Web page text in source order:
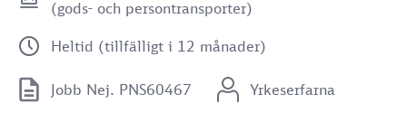
(gods- och persontransporter)
Heltid (tillfälligt i 12 månader)
Jobb Nej. PNS60467 Yrkeserfarna